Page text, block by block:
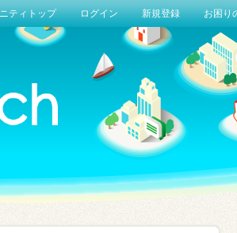
ティトップ ログイン 新規登録 お困り